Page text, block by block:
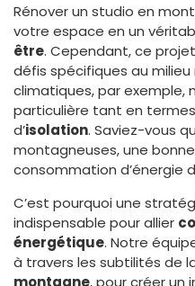
Rénover un studio en
votre espace en un
être. Cependant, ce
défis spécifiques au
climatiques, par
particulière tant en
d’isolation. Saviez-vous
montagneuses, une
consommation d’énergie
C’est pourquoi une
indispensable pour allier
énergétique. Notre
à travers les subtilités de
montagne, pour créer un